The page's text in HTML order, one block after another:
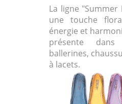
La ligne
une touche
énergie et
présente
ballerines,
à lacets.